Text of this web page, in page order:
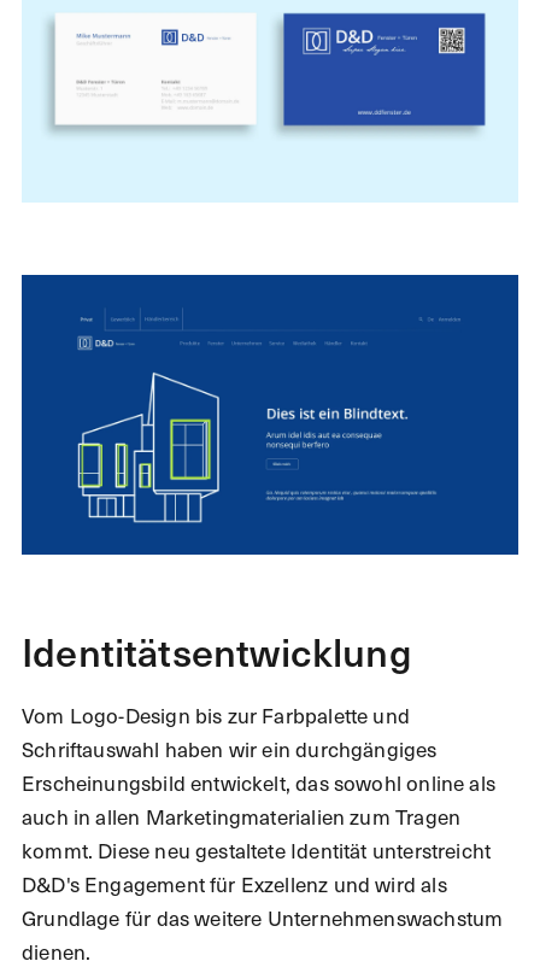
Identitätsentwicklung
Vom Logo-Design bis zur Farbpalette und
Schriftauswahl haben wir ein durchgängiges
Erscheinungsbild entwickelt, das sowohl online als
auch in allen Marketingmaterialien zum Tragen
kommt. Diese neu gestaltete Identität unterstreicht
D&D's Engagement für Exzellenz und wird als
Grundlage für das weitere Unternehmenswachstum
dienen.